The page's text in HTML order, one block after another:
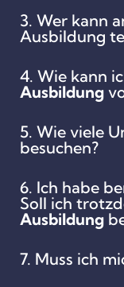
3. Wer kann
Ausbildung
4. Wie kann
Ausbildung
5. Wie viele
besuchen?
6. Ich habe
Soll ich
Ausbildung
7. Muss ich